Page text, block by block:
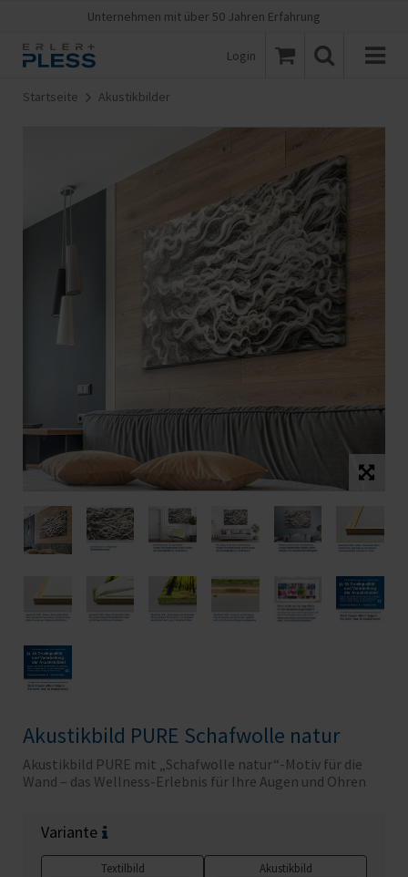
Unternehmen mit über 50 Jahren Erfahrung
Login
Startseite Akustikbilder
Akustikbild PURE Schafwolle natur
Akustikbild PURE mit „Schafwolle natur“-Motiv für die
Wand – das Wellness-Erlebnis für Ihre Augen und Ohren
Variante
Textilbild Akustikbild